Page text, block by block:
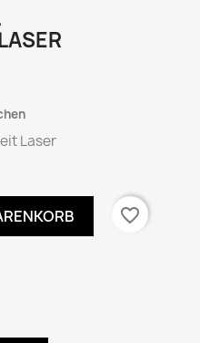
Laser
favorite_border